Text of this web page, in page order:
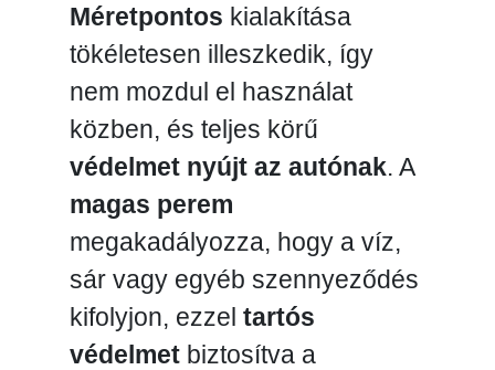
Méretpontos kialakítása
tökéletesen illeszkedik, így
nem mozdul el használat
közben, és teljes körű
védelmet nyújt az autónak. A
magas perem
megakadályozza, hogy a víz,
sár vagy egyéb szennyeződés
kifolyjon, ezzel tartós
védelmetbiztosítva a